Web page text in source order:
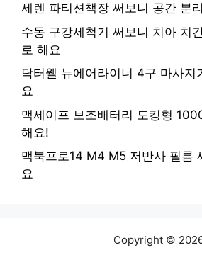
세렌 파티션책장 써보니 공간 분
수동 구강세척기 써보니 치아 치
로 해요
닥터웰 뉴에어라이너 4구 마사지
요
맥세이프 보조배터리 도킹형
해요!
맥북프로14 M4 M5 저반사 필름
요
Copyright ©